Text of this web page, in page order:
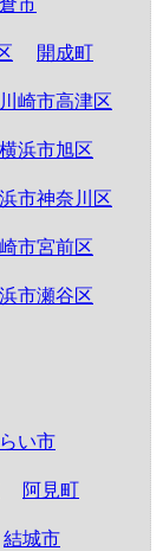
市
開成町
川崎市高津区
横浜市旭区
市神奈川区
市宮前区
市瀬谷区
い市
阿見町
結城市